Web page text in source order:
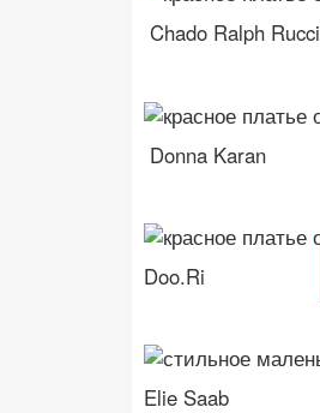
Chado Ralph Rucci
Donna Karan
Doo.Ri
Elie Saab